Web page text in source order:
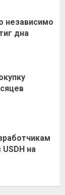
независимо
дна
на